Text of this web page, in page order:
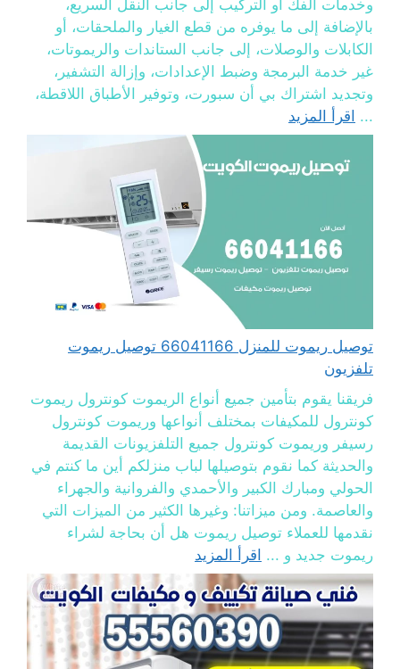
وخدمات الفك أو التركيب إلى جانب النقل السريع،
بالإضافة إلى ما يوفره من قطع الغيار والملحقات، أو
الكابلات والوصلات، إلى جانب الستاندات والريموتات،
غير خدمة البرمجة وضبط الإعدادات، وإزالة التشفير،
وتجديد اشتراك بي أن سبورت، وتوفير الأطباق اللاقطة،
... اقرأ المزيد
توصيل ريموت للمنزل 66041166 توصيل ريموت
تلفزيون
فريقنا يقوم بتأمين جميع أنواع الريموت كونترول ريموت
كونترول للمكيفات بمختلف أنواعها وريموت كونترول
رسيفر وريموت كونترول جميع التلفزيونات القديمة
والحديثة كما نقوم بتوصيلها لباب منزلكم أين ما كنتم في
الحولي ومبارك الكبير والأحمدي والفروانية والجهراء
والعاصمة. ومن ميزاتنا: وغيرها الكثير من الميزات التي
نقدمها للعملاء توصيل ريموت هل أن بحاجة لشراء
ريموت جديد و ... اقرأ المزيد